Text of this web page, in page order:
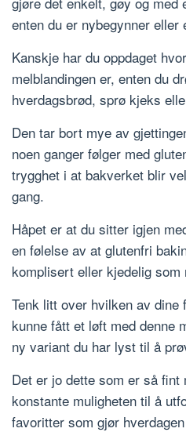
enten du er nybegynner eller
Kanskje har du oppdaget
melblandingen er, enten du
hverdagsbrød, sprø kjeks
Den tar bort mye av
noen ganger følger med
trygghet i at bakverket blir
gang.
Håpet er at du sitter igjen
en følelse av at glutenfri
komplisert eller kjedelig som
Tenk litt over hvilken av dine
kunne fått et løft med denne
ny variant du har lyst til å
Det er jo dette som er så fint
konstante muligheten til å
favoritter som gjør